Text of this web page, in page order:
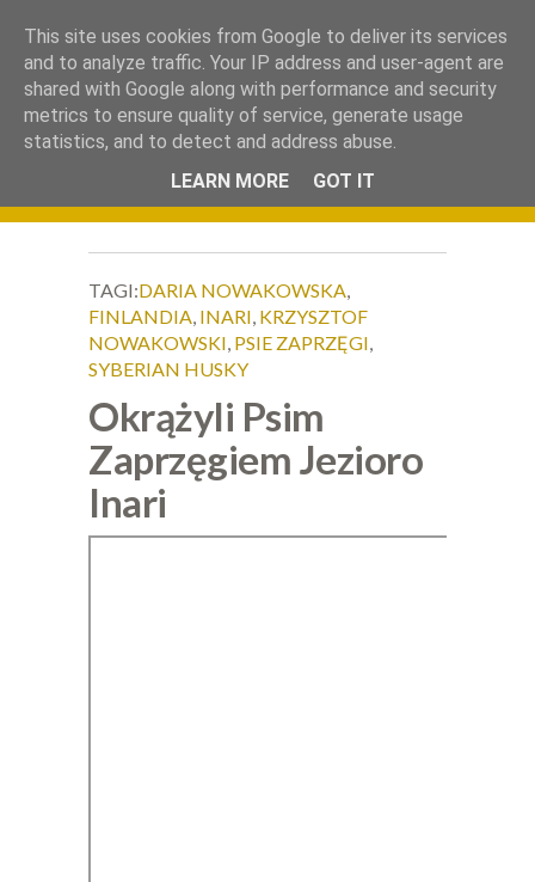
Okiem Obiektywu.
TAGI:DARIA NOWAKOWSKA,
FINLANDIA, INARI, KRZYSZTOF
NOWAKOWSKI, PSIE ZAPRZĘGI,
SYBERIAN HUSKY
Okrążyli Psim
Zaprzęgiem Jezioro
Inari
This site uses cookies from Google to deliver its services
and to analyze traffic. Your IP address and user-agent are
shared with Google along with performance and security
metrics to ensure quality of service, generate usage
statistics, and to detect and address abuse.
LEARN MORE
GOT IT